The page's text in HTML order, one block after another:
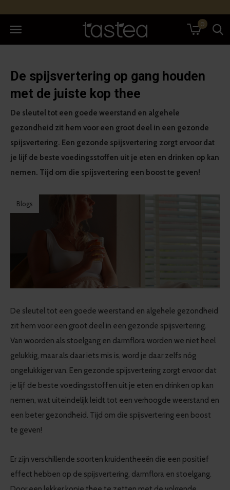
0
De spijsvertering op gang houden
met de juiste kop thee
De sleutel tot een goede weerstand en algehele
gezondheid zit hem voor een groot deel in een gezonde
spijsvertering. Een gezonde spijsvertering zorgt ervoor dat
je lijf de beste voedingsstoffen uit je eten en drinken op kan
nemen. Tijd om die spijsvertering een boost te geven!
Blogs
De sleutel tot een goede weerstand en algehele gezondheid
zit hem voor een groot deel in een gezonde spijsvertering.
Van woorden als stoelgang en darmflora worden we niet heel
gelukkig, maar als daar iets mis is, word je daar zelfs nóg
ongelukkiger van. Een gezonde spijsvertering zorgt ervoor dat
je lijf de beste voedingsstoffen uit je eten en drinken op kan
nemen, wat uiteindelijk leidt tot een verhoogde weerstand en
een beter gezondheid. Tijd om die spijsvertering een boost
te geven!
Er zijn verschillende soorten kruidentheeën die een positief
effect hebben op de spijsvertering, darmflora en stoelgang.